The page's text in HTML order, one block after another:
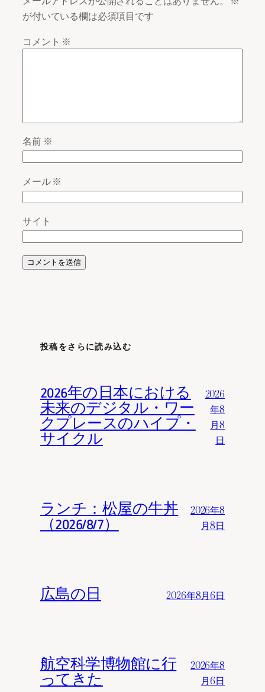
が付いている欄は必須項目です
コメント ※
名前 ※
メール※
サイト
投稿をさらに読み込む
2026年の日本における
未来のデジタル・ワー
クプレースのハイプ・
サイクル
2026
年8
月8
日
ランチ：松屋の牛丼
（2026/8/7）
2026年8
月8日
広島の日 2026年8月6日
航空科学博物館に行
ってきた
2026年8
月6日